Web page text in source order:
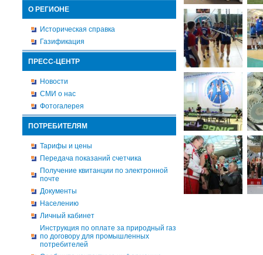
О РЕГИОНЕ
Историческая справка
Газификация
ПРЕСС-ЦЕНТР
Новости
СМИ о нас
Фотогалерея
ПОТРЕБИТЕЛЯМ
Тарифы и цены
Передача показаний счетчика
Получение квитанции по электронной
почте
Документы
Населению
Личный кабинет
Инструкция по оплате за природный газ
по договору для промышленных
потребителей